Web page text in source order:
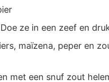
ze in een zeef en
maïzena, peper en
met een snuf zout